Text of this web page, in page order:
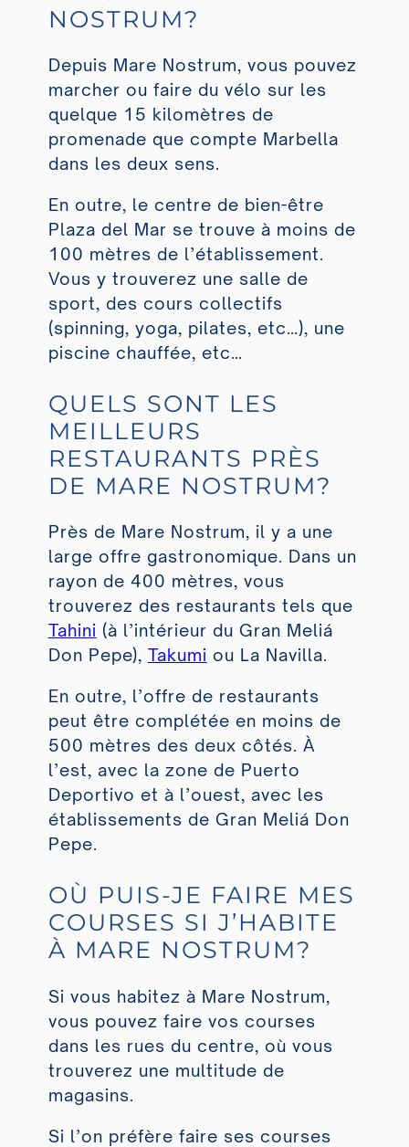
NOSTRUM?
Depuis Mare Nostrum, vous pouvez
marcher ou faire du vélo sur les
quelque 15 kilomètres de
promenade que compte Marbella
dans les deux sens.
En outre, le centre de bien-être
Plaza del Mar se trouve à moins de
100 mètres de l’établissement.
Vous y trouverez une salle de
sport, des cours collectifs
(spinning, yoga, pilates, etc…), une
piscine chauffée, etc…
QUELS SONT LES
MEILLEURS
RESTAURANTS PRÈS
DE MARE NOSTRUM?
Près de Mare Nostrum, il y a une
large offre gastronomique. Dans un
rayon de 400 mètres, vous
trouverez des restaurants tels que
Tahini (à l’intérieur du Gran Meliá
Don Pepe), Takumi ou La Navilla.
En outre, l’offre de restaurants
peut être complétée en moins de
500 mètres des deux côtés. À
l’est, avec la zone de Puerto
Deportivo et à l’ouest, avec les
établissements de Gran Meliá Don
Pepe.
OÙ PUIS-JE FAIRE MES
COURSES SI J’HABITE
À MARE NOSTRUM?
Si vous habitez à Mare Nostrum,
vous pouvez faire vos courses
dans les rues du centre, où vous
trouverez une multitude de
magasins.
Si l’on préfère faire ses courses